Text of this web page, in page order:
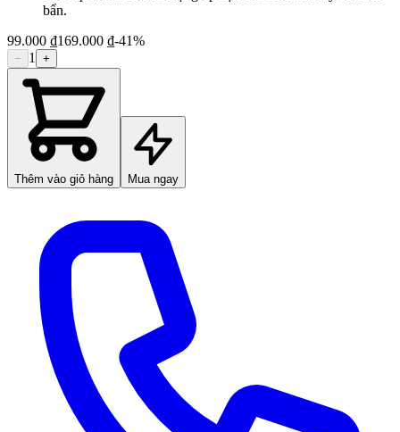
bẩn.
99.000 ₫169.000 ₫-41%
− 1 +
Thêm vào giỏ hàng Mua ngay